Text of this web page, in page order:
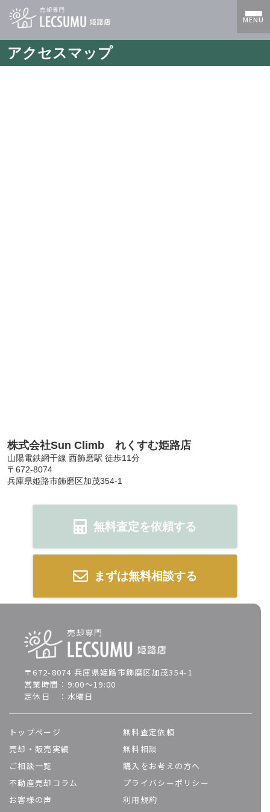
MENU
アクセスマップ
株式会社Sun Climb れくすむ姫路店
山陽電鉄網干線 西飾磨駅 徒歩11分
〒672-8074
兵庫県姫路市飾磨区加茂354-1
無料査定を依頼する
まずは無料相談する
〒672-8074 兵庫県姫路市飾磨区加茂354-1
営業時間：9:00～19:00
定休日 ：水曜日
トップページ
売却・販売実績
ご相談一覧
不動産売却コラム
お客様の声
無料査定依頼
無料相談
購入をお考えの方へ
プライバシーポリシー
利用規約